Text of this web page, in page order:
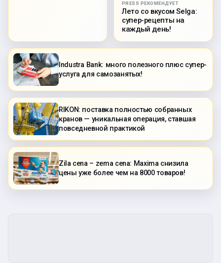
PRESS РЕКОМЕНДУЕТ
Лето со вкусом Selga:
супер-рецепты на
каждый день!
Industra Bank: много полезного плюс супер-
услуга для самозанятых!
RIKON: поставка полностью собранных
кранов — уникальная операция, ставшая
повседневной практикой
Zila cena – zema cena: Maxima снизила
цены уже более чем на 8000 товаров!